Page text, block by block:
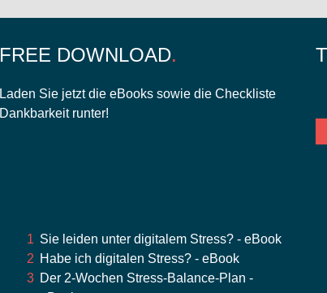
FREE DOWNLOAD
Laden Sie jetzt die eBooks sowie die Checkliste
Dankbarkeit runter!
Sie leiden unter digitalem Stress? - eBook
Habe ich digitalen Stress? - eBook
Der 2-Wochen Stress-Balance-Plan -